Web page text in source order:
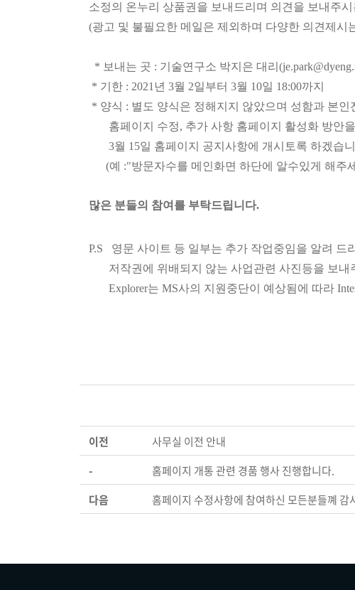
소정의 온누리 상품권을 보내드리며 의견을 보내주
(광고 및 불필요한 메일은 제외하며 다양한 의견제시
* 보내는 곳 : 기술연구소 박지은 대리 (
* 기한 : 2021년 3월 2일부터 3월 10일 18:00까지
* 양식 : 별도 양식은 정해지지 않았으며 성함과 본인
홈페이지 수정, 추가 사항 홈페이지 활성화 방안
3월 15일 홈페이지 공지사항에 개시토록 하겠습
(예 :"방문자수를 메인화면 하단에 알수있게 해주
많은 분들의 참여를 부탁드립니다.
P.S 영문 사이트 등 일부는 추가 작업중임을 알려 드
저작권에 위배되지 않는 사업관련 사진등을 보내
Explorer는 MS사의 지원중단이 예상됨에 따라
이전 사무실 이전 안내
-
홈페이지 개통 관련 경품 행사 진행합니다.
다음
홈페이지 수정사항에 참여하신 모든분들꼐 감